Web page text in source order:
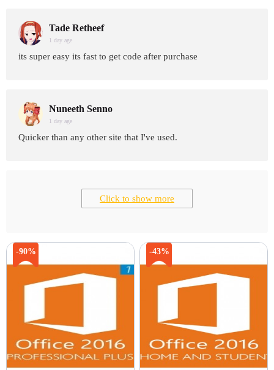
Tade Retheef
1 day age
its super easy its fast to get code after purchase
Nuneeth Senno
1 day age
Quicker than any other site that I've used.
Click to show more
-90% -43%